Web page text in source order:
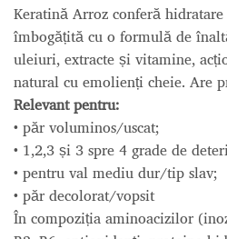
Keratină Arroz conferă
îmbogățită cu o formulă de
uleiuri, extracte și vitamine,
natural cu emolienți cheie. Are
Relevant pentru:
• păr voluminos/uscat;
• 1,2,3 și 3 spre 4 grade de
• pentru val mediu dur/tip slav;
• păr decolorat/vopsit
În compoziția aminoacizilor